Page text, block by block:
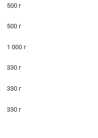
500 г
500 г
1 000 г
330 г
330 г
330 г